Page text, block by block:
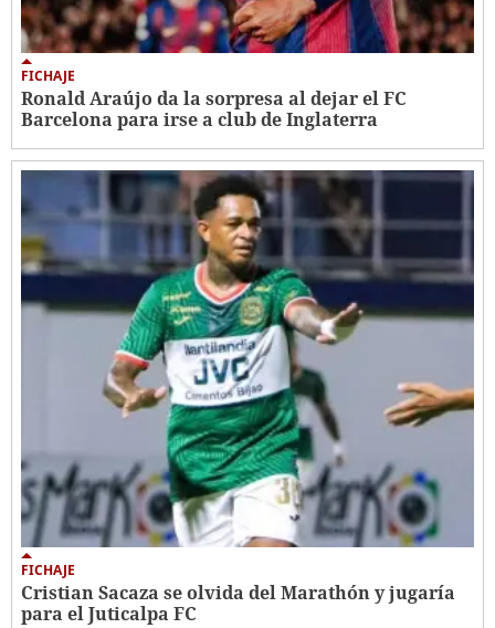
FICHAJE
Ronald Araújo da la sorpresa al dejar el FC
Barcelona para irse a club de Inglaterra
FICHAJE
Cristian Sacaza se olvida del Marathón y jugaría
para el Juticalpa FC